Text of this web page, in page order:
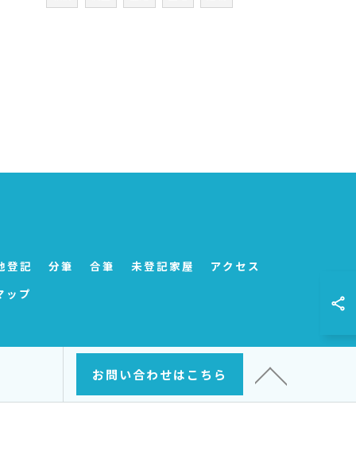
お問い合わせはこちら
登記 分筆 合筆 未登記家屋
アクセス
ップ